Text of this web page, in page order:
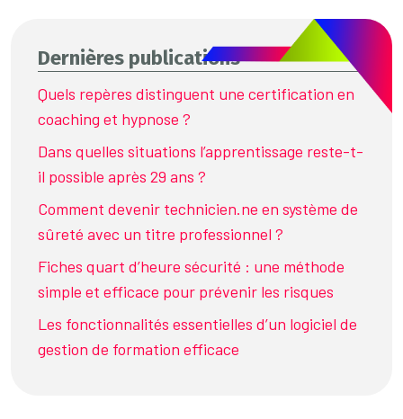
Dernières publications
Quels repères distinguent une certification en
coaching et hypnose ?
Dans quelles situations l’apprentissage reste-t-
il possible après 29 ans ?
Comment devenir technicien.ne en système de
sûreté avec un titre professionnel ?
Fiches quart d’heure sécurité : une méthode
simple et efficace pour prévenir les risques
Les fonctionnalités essentielles d’un logiciel de
gestion de formation efficace